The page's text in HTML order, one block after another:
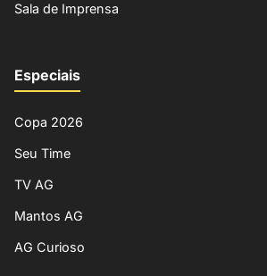
Sala de Imprensa
Especiais
Copa 2026
Seu Time
TV AG
Mantos AG
AG Curioso